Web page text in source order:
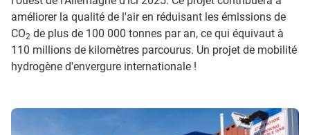
améliorer la qualité de l'air en réduisant les émissions de
CO2 de plus de 100 000 tonnes par an, ce qui équivaut à
110 millions de kilomètres parcourus. Un projet de mobilité
hydrogène d'envergure internationale !